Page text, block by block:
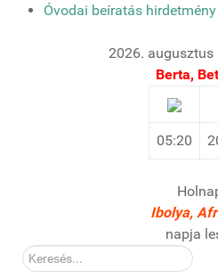
Óvodai beíratás hirdetmény
2026. augusztus
Berta,
05:20
Ibolya,
napja
Kereső: